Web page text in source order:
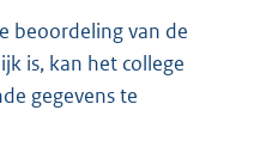
beoordeling van de
is, kan het college
gegevens te